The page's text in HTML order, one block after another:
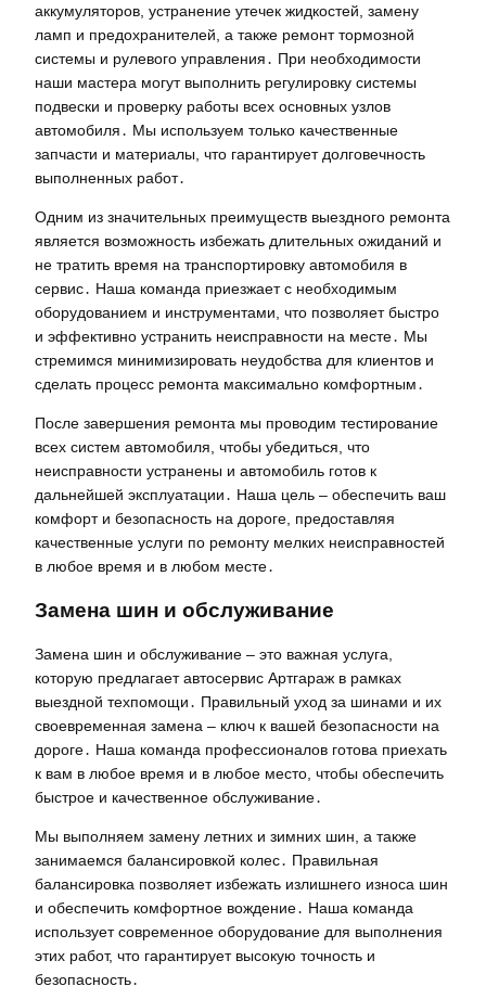
аккумуляторов, устранение утечек жидкостей, замену
ламп и предохранителей, а также ремонт тормозной
системы и рулевого управления․ При необходимости
наши мастера могут выполнить регулировку системы
подвески и проверку работы всех основных узлов
автомобиля․ Мы используем только качественные
запчасти и материалы, что гарантирует долговечность
выполненных работ․
Одним из значительных преимуществ выездного ремонта
является возможность избежать длительных ожиданий и
не тратить время на транспортировку автомобиля в
сервис․ Наша команда приезжает с необходимым
оборудованием и инструментами, что позволяет быстро
и эффективно устранить неисправности на месте․ Мы
стремимся минимизировать неудобства для клиентов и
сделать процесс ремонта максимально комфортным․
После завершения ремонта мы проводим тестирование
всех систем автомобиля, чтобы убедиться, что
неисправности устранены и автомобиль готов к
дальнейшей эксплуатации․ Наша цель – обеспечить ваш
комфорт и безопасность на дороге, предоставляя
качественные услуги по ремонту мелких неисправностей
в любое время и в любом месте․
Замена шин и обслуживание
Замена шин и обслуживание – это важная услуга,
которую предлагает автосервис Артгараж в рамках
выездной техпомощи․ Правильный уход за шинами и их
своевременная замена – ключ к вашей безопасности на
дороге․ Наша команда профессионалов готова приехать
к вам в любое время и в любое место, чтобы обеспечить
быстрое и качественное обслуживание․
Мы выполняем замену летних и зимних шин, а также
занимаемся балансировкой колес․ Правильная
балансировка позволяет избежать излишнего износа шин
и обеспечить комфортное вождение․ Наша команда
использует современное оборудование для выполнения
этих работ, что гарантирует высокую точность и
безопасность․